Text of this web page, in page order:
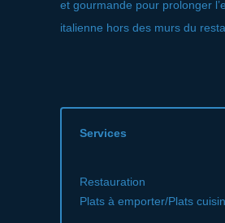
et gourmande pour prolonger
italienne hors des murs du
Services
Restauration
Plats à emporter/Plats